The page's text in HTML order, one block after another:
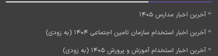
آخرین اخبار مدارس 1405
آخرین اخبار استخدام سازمان تامین اجتماعی 1404 (به زودی)
آخرین اخبار استخدام آموزش و پرورش 1405 (به زودی)